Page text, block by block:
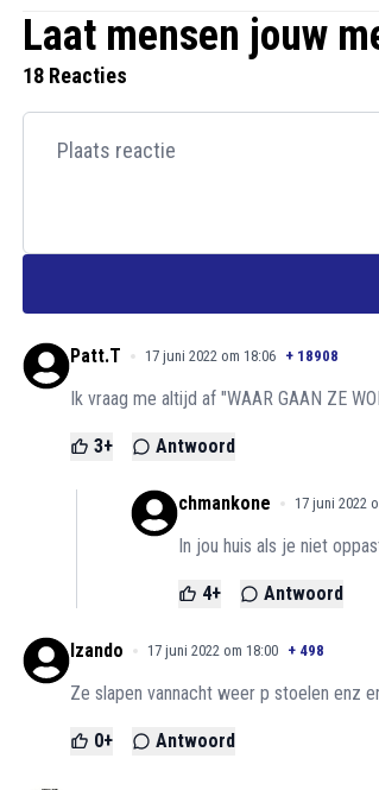
Laat mensen jouw
18 Reacties
Patt.T 17 juni 2022 om 18:06 + 18908
Ik vraag me altijd af "WAAR GAAN ZE
3+ Antwoord
chmankone 17 juni 2022
In jou huis als je niet
4+ Antwoord
lzando 17 juni 2022 om 18:00 + 498
Ze slapen vannacht weer p stoelen enz
0+ Antwoord